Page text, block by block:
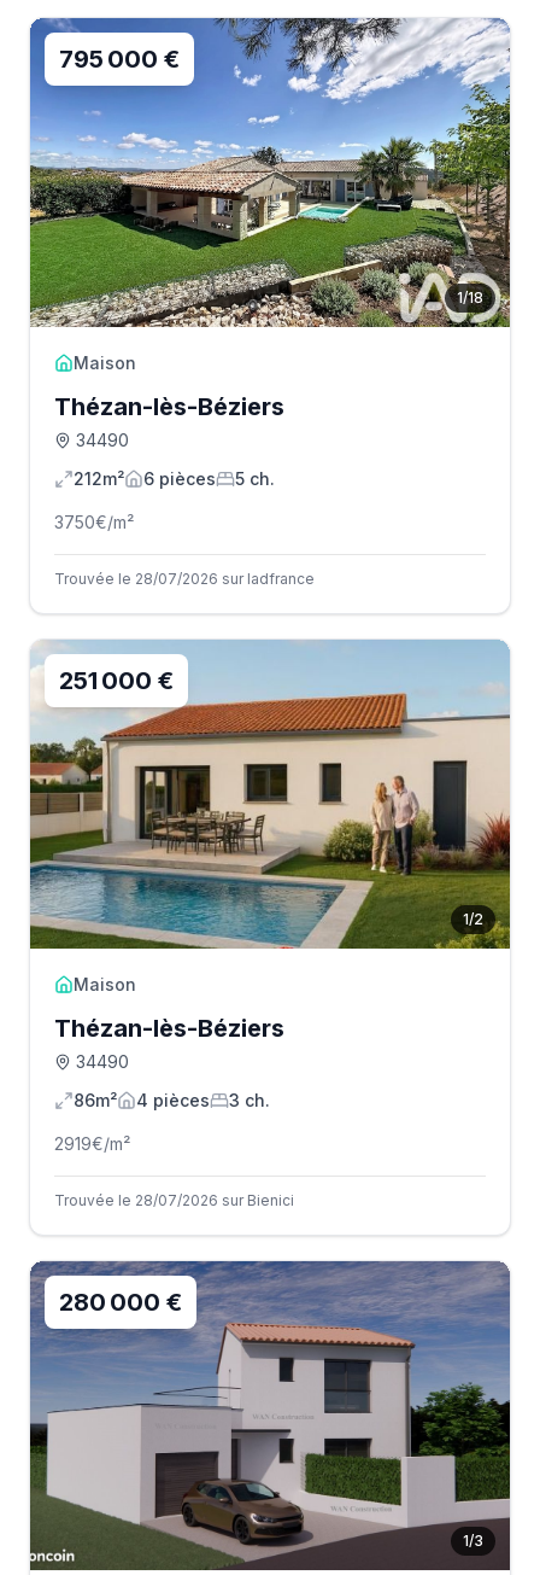
1/18
795 000 €
Maison
Thézan-lès-Béziers
34490
212m²
6 pièces 5 ch.
3750€/m²
Trouvée le 28/07/2026 sur Iadfrance
1/2
251 000 €
Maison
Thézan-lès-Béziers
34490
86m²
4 pièces 3 ch.
2919€/m²
Trouvée le 28/07/2026 sur Bienici
1/3
280 000 €